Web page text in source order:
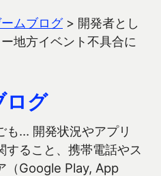
ムブログ> 開発者とし
地方イベント不具合に
ログ
も… 開発状況やアプリ
すること、携帯電話やス
（Google Play, App